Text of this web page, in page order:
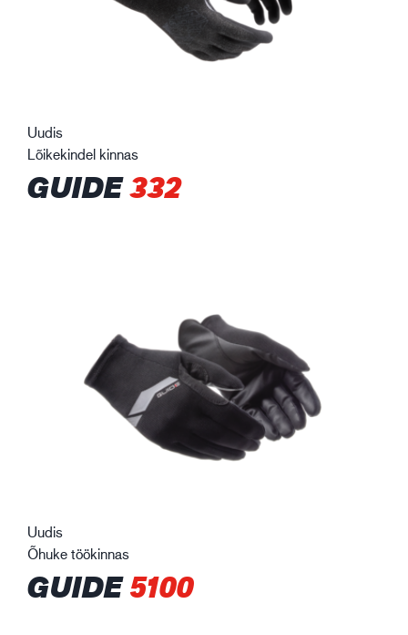
Uudis
Lõikekindel kinnas
GUIDE332
Uudis
Õhuke töökinnas
GUIDE5100